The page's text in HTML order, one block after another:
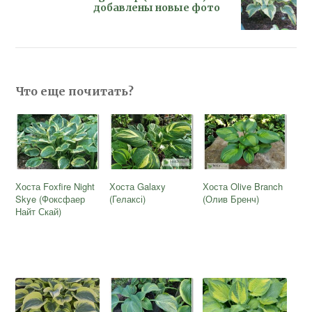
добавлены новые фото
Что еще почитать?
Хоста Foxfire Night
Skye (Фоксфаер
Найт Скай)
Хоста Galaxy
(Гелаксі)
Хоста Olive Branch
(Олив Бренч)